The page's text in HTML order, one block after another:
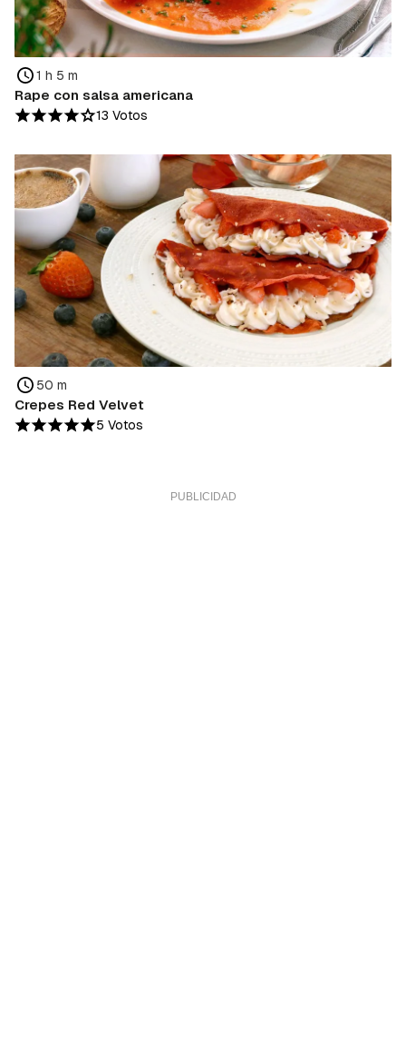
1 h 5 m
Rape con salsa americana
13 Votos
50 m
Crepes Red Velvet
5 Votos